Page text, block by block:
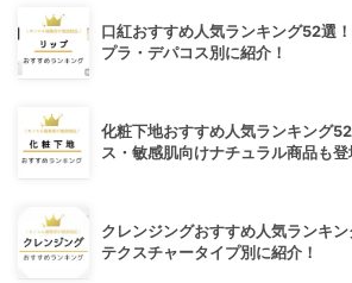
口紅おすすめ人気ランキング52選
プラ・デパコス別に紹介！
化粧下地おすすめ人気ランキング
ス・敏感肌向けナチュラル商品も登
クレンジングおすすめ人気ランキ
テクスチャータイプ別に紹介！